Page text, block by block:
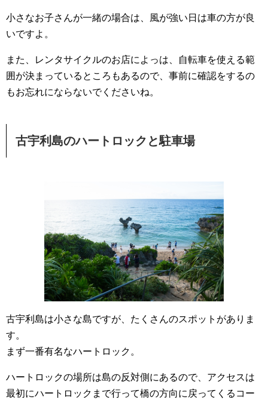
小さなお子さんが一緒の場合は、風が強い日は車の方が良
いですよ。
また、レンタサイクルのお店によっは、自転車を使える範
囲が決まっているところもあるので、事前に確認をするの
もお忘れにならないでくださいね。
古宇利島のハートロックと駐車場
古宇利島は小さな島ですが、たくさんのスポットがありま
す。
まず一番有名なハートロック。
ハートロックの場所は島の反対側にあるので、アクセスは
最初にハートロックまで行って橋の方向に戻ってくるコー